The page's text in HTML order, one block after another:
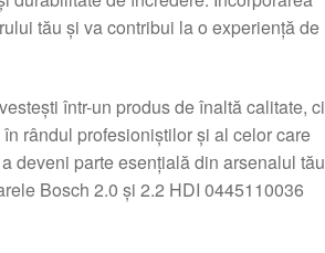
tău și va contribui la o experiență de
într-un produs de înaltă calitate, ci
rândul profesioniștilor și al celor care
deveni parte esențială din arsenalul tău
Bosch 2.0 și 2.2 HDI 0445110036